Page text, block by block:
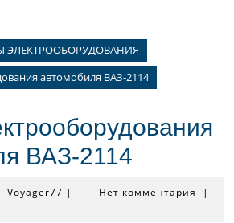
ЭЛЕКТРООБОРУДОВАНИЯ
автомобиля ВАЗ-2114
ВАЗ-2114
2016
Voyager77 Voyager77
| Нет комментария
|